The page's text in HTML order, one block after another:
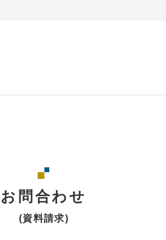
お問合わせ
(資料請求)